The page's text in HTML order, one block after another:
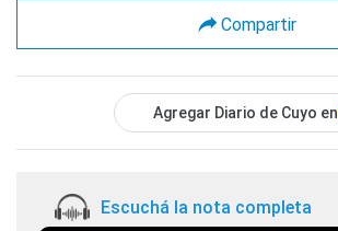
Compartir
Agregar Diario de Cuyo en
Escuchá la nota completa